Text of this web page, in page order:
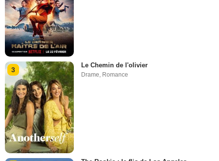
3
Le Chemin de l'olivier
Drame, Romance